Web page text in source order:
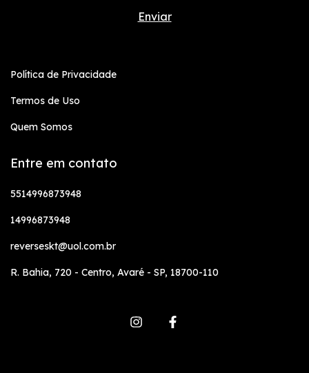
Política de Privacidade
Termos de Uso
Quem Somos
Entre em contato
5514996873948
14996873948
reverseskt@uol.com.br
R. Bahia, 720 - Centro, Avaré - SP, 18700-110